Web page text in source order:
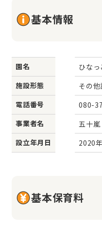
基本情報
園名
ひな
施設形態
その
電話番号
080-
事業者名
五十
設立年月日
2020
基本保育料